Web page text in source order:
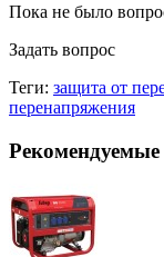
Пока не было
Задать вопрос
Теги: защита от
перенапряжения